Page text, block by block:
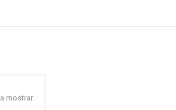
mostrar